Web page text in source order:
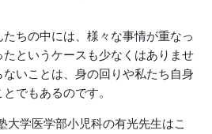
ちの中には、様々な事情が重なっ
というケースも少なくはありませ
いことは、身の回りや私たち自身
でもあるのです。
大学医学部小児科の有光先生はこ